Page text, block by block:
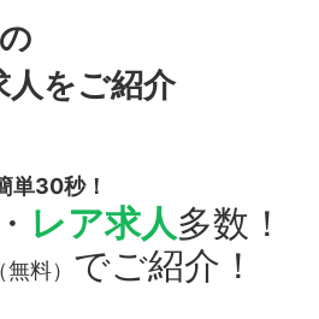
人をご紹介
単30秒！
・ レア求人多数！
（無料） でご紹介！